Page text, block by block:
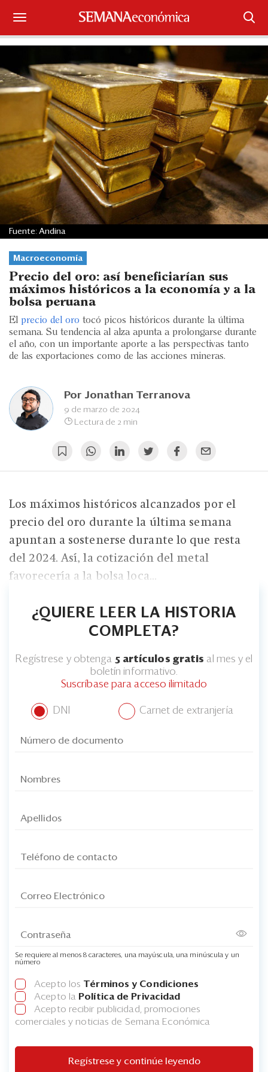
Suscríbase
Iniciar sesión
Portada
¿Qué está pasando?
Sectores y Empresas
Management
Economía y Finanzas
Legal y Política
Eventos
Blogs
Ranking CEO
Edición Impresa
Macroeconomía
Precio del oro: así beneficiarían sus
máximos históricos a la economía y a la
bolsa peruana
El precio del oro tocó picos históricos durante la última
semana. Su tendencia al alza apunta a prolongarse durante
el año, con un importante aporte a las perspectivas tanto
de las exportaciones como de las acciones mineras.
Por Jonathan Terranova
9 de marzo de 2024
Lectura de 2 min
Fuente: Andina
Los máximos históricos alcanzados por el
precio del oro durante la última semana
apuntan a sostenerse durante lo que resta
del 2024. Así, la cotización del metal
favorecería a la bolsa loca...
¿QUIERE LEER LA HISTORIA
COMPLETA?
Regístrese y obtenga 5 artículos gratis al mes y el
boletín informativo.
Suscríbase para acceso ilimitado
DNI Carnet de extranjería
Se requiere al menos 8 caracteres, una mayúscula, una minúscula y un
número
Acepto los Términos y Condiciones
Acepto la Política de Privacidad
Acepto recibir publicidad, promociones
comerciales y noticias de Semana Económica
Regístrese y continúe leyendo